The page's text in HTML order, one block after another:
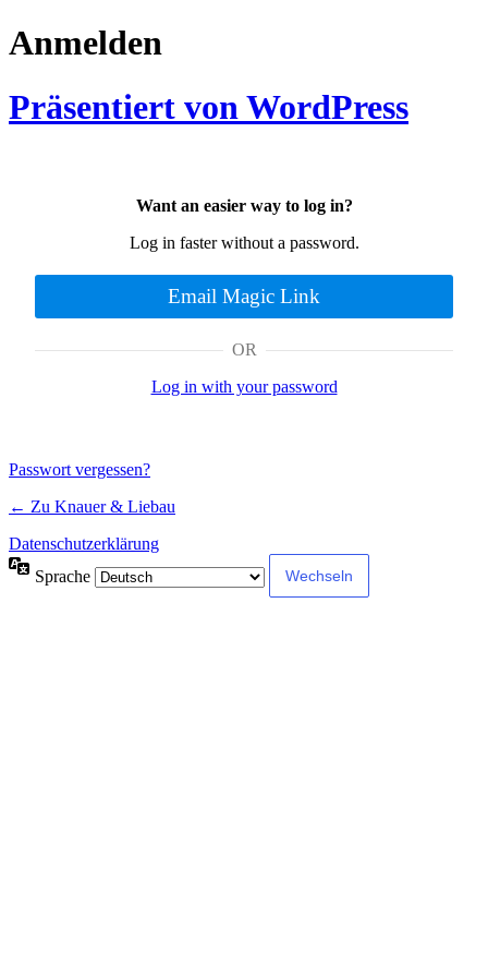
Anmelden
Präsentiert von WordPress
Want an easier way to log in?
Log in faster without a password.
Email Magic Link
OR
Log in with your password
Passwort vergessen?
← Zu Knauer & Liebau
Datenschutzerklärung
Sprache